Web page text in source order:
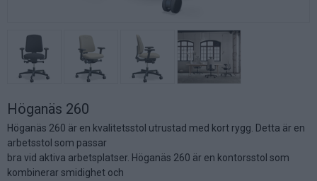
Höganäs 260
Höganäs 260 är en kvalitetsstol utrustad med kort rygg. Detta är en
arbetsstol som passar
bra vid aktiva arbetsplatser. Höganäs 260 är en kontorsstol som
kombinerar smidighet och